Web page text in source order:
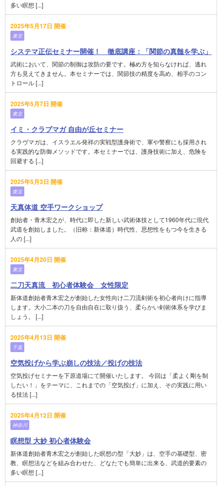
多い瞑想 [...]
2025年5月17日 開催
東京
システマ正伝セミナー開催！ 徹底講座：「関節の真髄を学ぶ」
武術において、関節の制御は攻防の要です。極め方を知らなければ、逃れ
方も見えてきません。本セミナーでは、関節技の精度を高め、相手のコン
トロール [...]
2025年5月7日 開催
東京
イミ・クラブマガ 自由が丘セミナー
クラヴマガは、イスラエル発祥の実戦型護身術で、軍や警察にも採用され
る実践的な防御メソッドです。本セミナーでは、護身技術に加え、危険を
回避する [...]
2025年5月3日 開催
東京
天真体道 空手ワークショップ
創始者・青木宏之が、時代に即した新しい武術体技として1960年代に現代
武道を創始しました。（旧称：新体道）時代性、思想性をもつ今を生きる
人の [...]
2025年4月20日 開催
東京
二刀天真流 初心者体験会 女性限定
新体道創始者青木宏之が創始した女性向け二刀流剣術を初心者向けに指導
します。大小二本の刀を自由自在に取り扱う、柔らかい剣術体系を学びま
しょう。 [...]
2025年4月13日 開催
千葉
空気投げから学ぶ崩しの技法／投げの技法
空気投げセミナーを下原道場にて開催いたします。 今回は「柔よく剛を制
したい！」をテーマに、これまでの「空気投げ」に加え、その実践に用い
る技法 [...]
2025年4月12日 開催
神奈川
瞑想型 大妙 初心者体験会
新体道創始者青木宏之が創始した瞑想の型「大妙」は、空手の基礎型、密
教、瞑想法などを組み合わせた、どなたでも簡単に出来る、武道的要素の
多い瞑想 [...]